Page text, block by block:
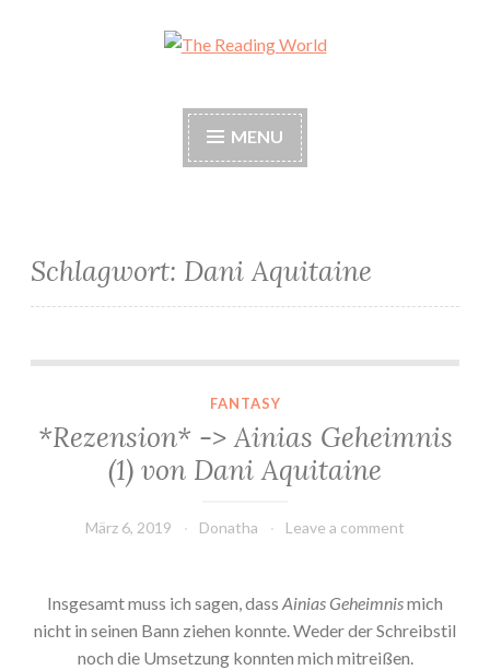
The Reading World
MENU
Schlagwort: Dani Aquitaine
*Rezension* -> Ainias Geheimnis (1) von Dani Aquitaine
FANTASY
*Rezension* -> Ainias Geheimnis
(1) von Dani Aquitaine
März 6, 2019 Donatha Leave a comment
Insgesamt muss ich sagen, dass Ainias Geheimnismich
nicht in seinen Bann ziehen konnte. Weder der Schreibstil
noch die Umsetzung konnten mich mitreißen.